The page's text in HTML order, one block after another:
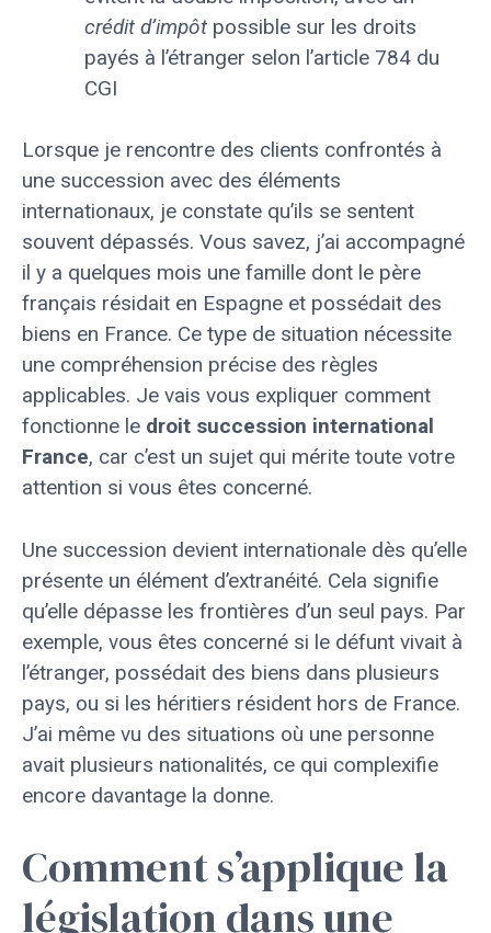
crédit d’impôt possible sur les droits
payés à l’étranger selon l’article 784 du
CGI
Lorsque je rencontre des clients confrontés à
une succession avec des éléments
internationaux, je constate qu’ils se sentent
souvent dépassés. Vous savez, j’ai accompagné
il y a quelques mois une famille dont le père
français résidait en Espagne et possédait des
biens en France. Ce type de situation nécessite
une compréhension précise des règles
applicables. Je vais vous expliquer comment
fonctionne le droit succession international
France, car c’est un sujet qui mérite toute votre
attention si vous êtes concerné.
Une succession devient internationale dès qu’elle
présente un élément d’extranéité. Cela signifie
qu’elle dépasse les frontières d’un seul pays. Par
exemple, vous êtes concerné si le défunt vivait à
l’étranger, possédait des biens dans plusieurs
pays, ou si les héritiers résident hors de France.
J’ai même vu des situations où une personne
avait plusieurs nationalités, ce qui complexifie
encore davantage la donne.
Comment s’applique la
législation dans une